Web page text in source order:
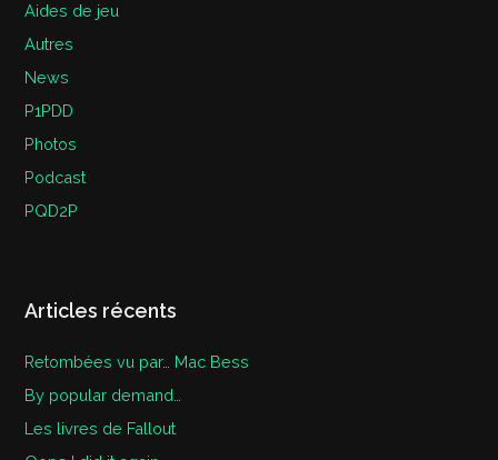
Aides de jeu
Autres
News
P1PDD
Photos
Podcast
PQD2P
Articles récents
Retombées vu par… Mac Bess
By popular demand…
Les livres de Fallout